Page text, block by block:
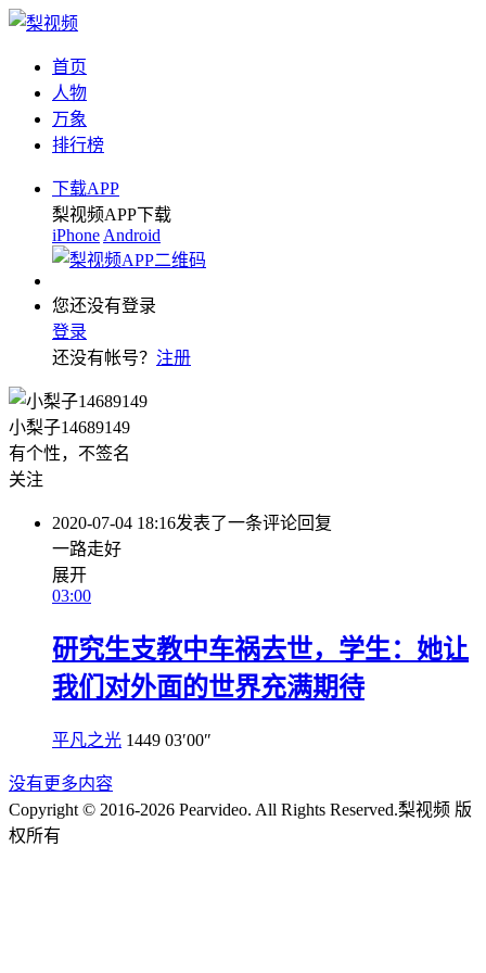
首页
人物
万象
排行榜
下载APP
梨视频APP下载
iPhone Android
您还没有登录
登录
还没有帐号？ 注册
小梨子14689149
有个性，不签名
关注
2020-07-04 18:16发表了一条评论回复
一路走好
展开
03:00
研究生支教中车祸去世，学生：她让
我们对外面的世界充满期待
平凡之光 1449 03′00″
没有更多内容
Copyright © 2016-2026 Pearvideo. All Rights Reserved.梨视频 版
权所有